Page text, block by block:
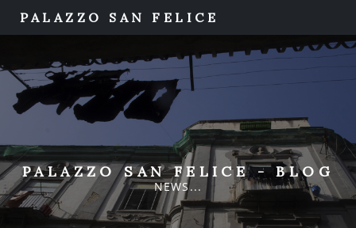
PALAZZO SAN FELICE
PALAZZO SAN FELICE - BLOG
NEWS...